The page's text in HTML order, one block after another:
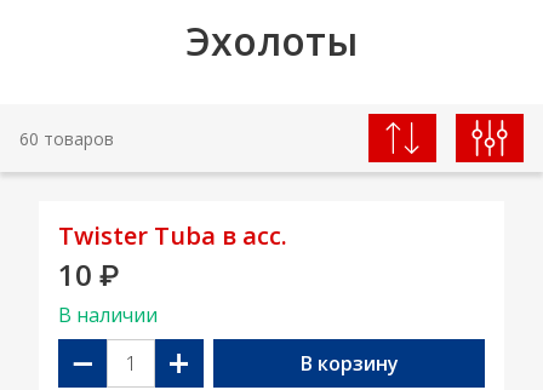
Эхолоты
60 товаров
Twister Tuba в асс.
10 ₽
В наличии
− + В корзину